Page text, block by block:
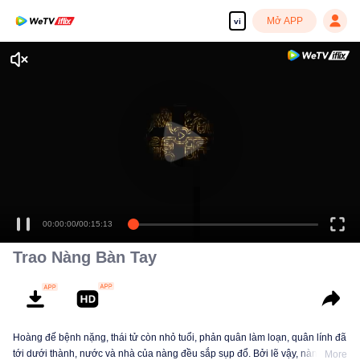
vi Mở APP
Tận hưởng những bộ phim truyền hình HD mượt mà
00:00:00/00:15:13
Trao Nàng Bàn Tay
Hoàng đế bệnh nặng, thái tử còn nhỏ tuổi, phản quân làm loạn, quân lính đã
tới dưới thành, nước và nhà của nàng đều sắp sụp đổ. Bởi lẽ vậy, nàng viết
More